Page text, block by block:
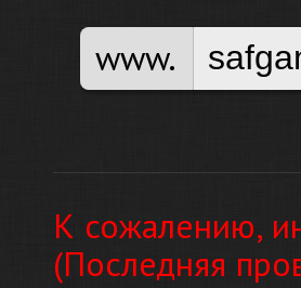
www.
К сожалению,
(Последняя